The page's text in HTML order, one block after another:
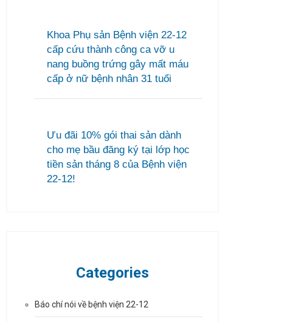
Khoa Phụ sản Bệnh viện 22-12
cấp cứu thành công ca vỡ u
nang buồng trứng gây mất máu
cấp ở nữ bệnh nhân 31 tuổi
Ưu đãi 10% gói thai sản dành
cho mẹ bầu đăng ký tại lớp học
tiền sản tháng 8 của Bệnh viện
22-12!
Categories
Báo chí nói về bệnh viện 22-12